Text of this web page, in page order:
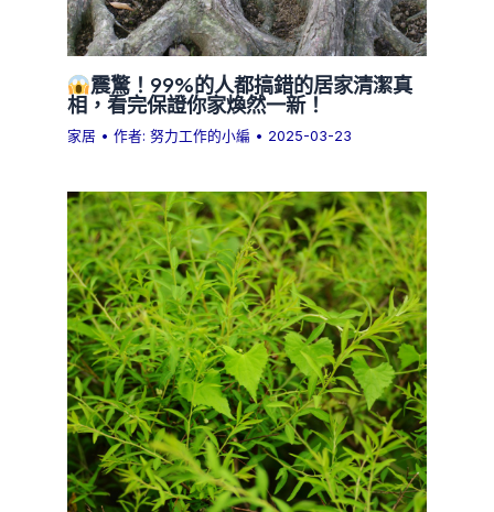
震驚！99%的人都搞錯的居家清潔真
相，看完保證你家煥然一新！
家居 • 作者:努力工作的小編 • 2025-03-23